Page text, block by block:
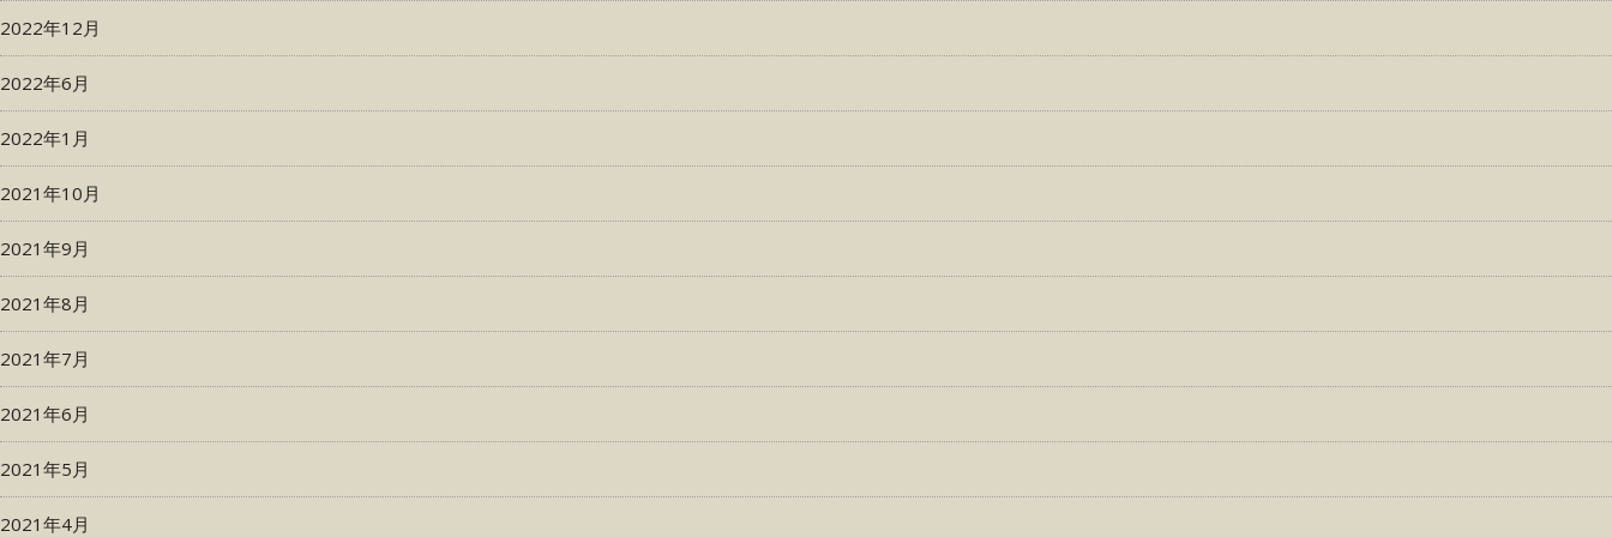
2022年12月
2022年6月
2022年1月
2021年10月
2021年9月
2021年8月
2021年7月
2021年6月
2021年5月
2021年4月